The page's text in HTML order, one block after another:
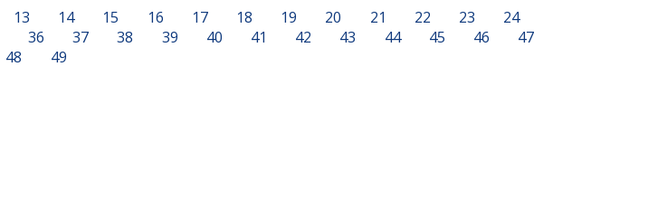
13 14 15 16 17 18 19 20 21 22 23
24
36 37 38 39 40 41 42 43 44 45 46
47
48
49